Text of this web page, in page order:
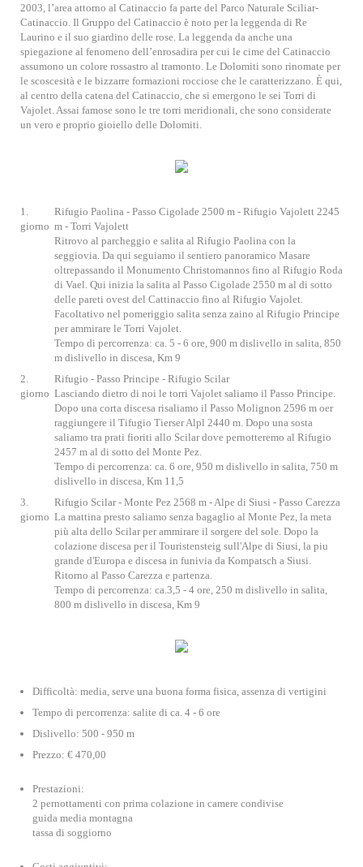
2003, l’area attorno al Catinaccio fa parte del Parco Naturale Sciliar-
Catinaccio. Il Gruppo del Catinaccio è noto per la leggenda di Re
Laurino e il suo giardino delle rose. La leggenda da anche una
spiegazione al fenomeno dell’enrosadira per cui le cime del Catinaccio
assumono un colore rossastro al tramonto. Le Dolomiti sono rinomate per
le scoscesità e le bizzarre formazioni rocciose che le caratterizzano. È qui,
al centro della catena del Catinaccio, che si emergono le sei Torri di
Vajolet. Assai famose sono le tre torri meridionali, che sono considerate
un vero e proprio gioiello delle Dolomiti.
1.
giorno
Rifugio Paolina - Passo Cigolade 2500 m - Rifugio Vajolett 2245
m - Torri Vajolett
Ritrovo al parcheggio e salita al Rifugio Paolina con la
seggiovia. Da qui seguiamo il sentiero panoramico Masare
oltrepassando il Monumento Christomannos fino al Rifugio Roda
di Vael. Qui inizia la salita al Passo Cigolade 2550 m al di sotto
delle pareti ovest del Cattinaccio fino al Rifugio Vajolet.
Facoltativo nel pomeriggio salita senza zaino al Rifugio Principe
per ammirare le Torri Vajolet.
Tempo di percorrenza: ca. 5 - 6 ore, 900 m dislivello in salita, 850
m dislivello in discesa, Km 9
2.
giorno
Rifugio - Passo Principe - Rifugio Scilar
Lasciando dietro di noi le torri Vajolet saliamo il Passo Principe.
Dopo una corta discesa risaliamo il Passo Molignon 2596 m oer
raggiungere il Tifugio Tierser Alpl 2440 m. Dopo una sosta
saliamo tra prati fioriti allo Scilar dove pernotteremo al Rifugio
2457 m al di sotto del Monte Pez.
Tempo di percorrenza: ca. 6 ore, 950 m dislivello in salita, 750 m
dislivello in discesa, Km 11,5
3.
giorno
Rifugio Scilar - Monte Pez 2568 m - Alpe di Siusi - Passo Carezza
La mattina presto saliamo senza bagaglio al Monte Pez, la meta
più alta dello Scilar per ammirare il sorgere del sole. Dopo la
colazione discesa per il Touristensteig sull'Alpe di Siusi, la piu
grande d'Europa e discesa in funivia da Kompatsch a Siusi.
Ritorno al Passo Carezza e partenza.
Tempo di percorrenza: ca.3,5 - 4 ore, 250 m dislivello in salita,
800 m dislivello in discesa, Km 9
Difficoltà: media, serve una buona forma fisica, assenza di vertigini
Tempo di percorrenza: salite di ca. 4 - 6 ore
Dislivello: 500 - 950 m
Prezzo: € 470,00
Prestazioni:
2 pernottamenti con prima colazione in camere condivise
guida media montagna
tassa di soggiorno